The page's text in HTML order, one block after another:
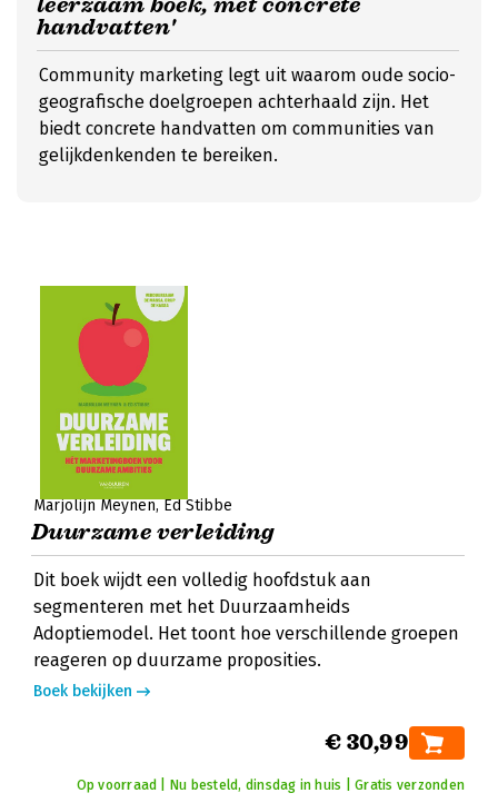
handvatten'
Community marketing legt uit waarom oude socio-
geografische doelgroepen achterhaald zijn. Het
biedt concrete handvatten om communities van
gelijkdenkenden te bereiken.
Marjolijn Meynen Ed Stibbe
Duurzame verleiding
Dit boek wijdt een volledig hoofdstuk aan
segmenteren met het Duurzaamheids
Adoptiemodel. Het toont hoe verschillende groepen
reageren op duurzame proposities.
Boek bekijken
€ 30,99
Op voorraad | Nu besteld, dinsdag in huis | Gratis verzonden